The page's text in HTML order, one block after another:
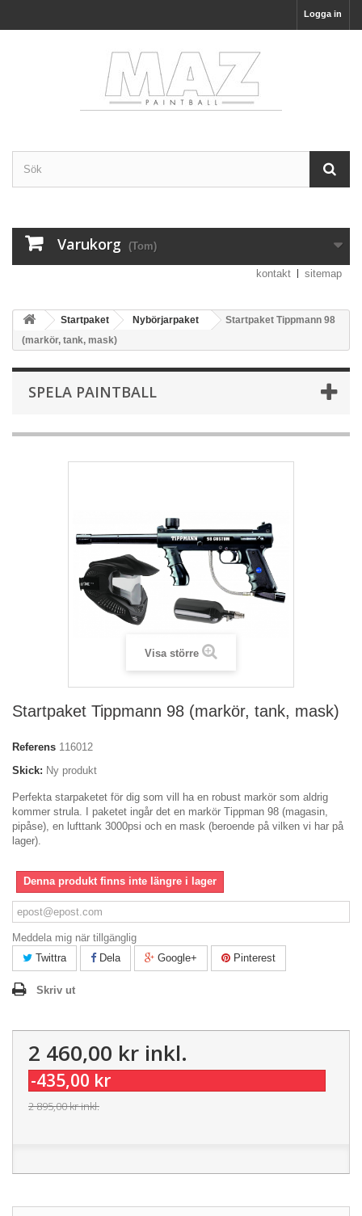
Logga in
Varukorg (Tom)
kontakt sitemap
Startpaket Nybörjarpaket
Startpaket Tippmann 98
(markör, tank, mask)
SPELA PAINTBALL
Visa större
Startpaket Tippmann 98 (markör, tank, mask)
Referens 116012
Skick: Ny produkt
Perfekta starpaketet för dig som vill ha en robust markör som aldrig
kommer strula. I paketet ingår det en markör Tippman 98 (magasin,
pipåse), en lufttank 3000psi och en mask (beroende på vilken vi har på
lager).
Denna produkt finns inte längre i lager
Meddela mig när tillgänglig
Twittra
Dela Google+ Pinterest
Skriv ut
2 460,00 kr inkl.
-435,00 kr
2 895,00 krinkl.